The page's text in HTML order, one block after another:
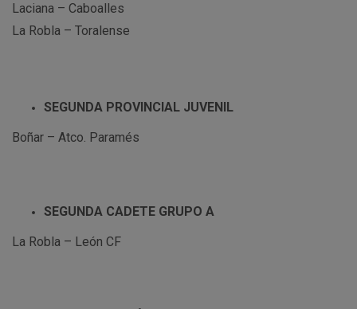
Laciana – Caboalles
La Robla – Toralense
SEGUNDA PROVINCIAL JUVENIL
Boñar – Atco. Paramés
SEGUNDA CADETE GRUPO A
La Robla – León CF